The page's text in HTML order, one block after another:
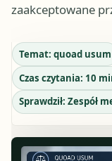
zaakceptowane
Temat: quoad usum
Czas czytania: 10
Sprawdził: Zespół